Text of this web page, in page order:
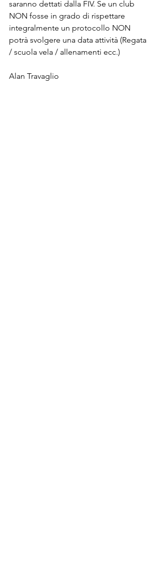
saranno dettati dalla FIV. Se un club
NON fosse in grado di rispettare
integralmente un protocollo NON
potrà svolgere una data attività (Regata
/ scuola vela / allenamenti ecc.)
Alan Travaglio